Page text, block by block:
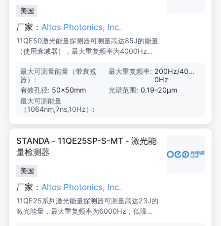
美国
厂家： Altos Photonics, Inc.
11QE50激光能量探测器可测量高达85J的能量
（使用衰减器），最大重复频率为4000Hz。
方。这些探测器使用方便，可测量相对较宽的
光束，适用于许多OEM、制造和实验室应用。
最大可测量能量（带衰减
器）:
8
J
最大重复频率: 200Hz/400
0Hz
有效孔径: 50×50mm 光谱范围: 0.19–20μm
最大可测能量
（1064nm,7ns,10Hz）:
J
STANDA - 11QE25SP-S-MT - 激光能
量检测器
美国
厂家： Altos Photonics, Inc.
11QE25系列激光能量探测器可测量高达23J的
激光能量，最大重复频率为6000Hz，低噪声